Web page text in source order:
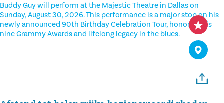
Buddy Guy will perform at the Majestic Theatre in Dallas on
Sunday, August 30, 2026. This performance is a major stop on his
newly announced 90th Birthday Celebration Tour, honoring his
nine Grammy Awards and lifelong legacy in the blues.